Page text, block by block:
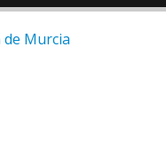
de Murcia